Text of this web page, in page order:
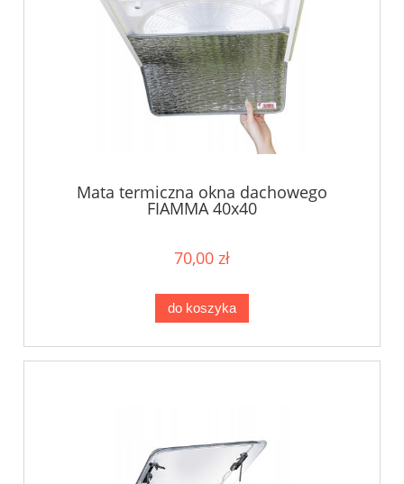
Mata termiczna okna dachowego
FIAMMA 40x40
70,00 zł
do koszyka